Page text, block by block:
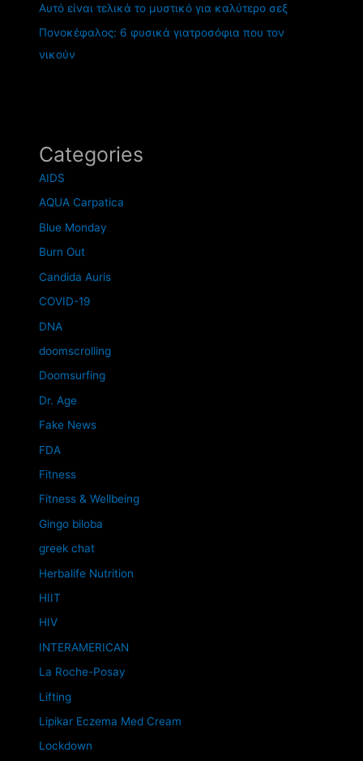
Αυτό είναι τελικά το μυστικό για καλύτερο σεξ
Πονοκέφαλος: 6 φυσικά γιατροσόφια που τον
νικούν
Categories
AIDS
AQUA Carpatica
Blue Monday
Burn Out
Candida Auris
COVID-19
DNA
doomscrolling
Doomsurfing
Dr. Age
Fake News
FDA
Fitness
Fitness & Wellbeing
Gingo biloba
greek chat
Herbalife Nutrition
HIIT
HIV
INTERAMERICAN
La Roche-Posay
Lifting
Lipikar Eczema Med Cream
Lockdown